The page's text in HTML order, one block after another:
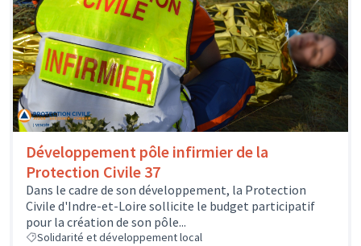
Développement pôle infirmier de la
Protection Civile 37
Dans le cadre de son développement, la Protection
Civile d'Indre-et-Loire sollicite le budget participatif
pour la création de son pôle...
Solidarité et développement local